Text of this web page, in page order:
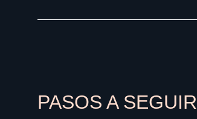
PASOS A SEGUIR